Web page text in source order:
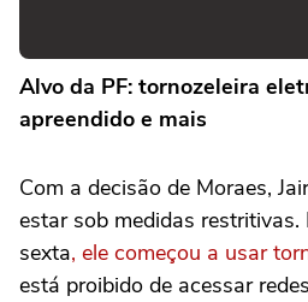
Alvo da PF: tornozeleira
apreendido e mais
Com a decisão de Moraes,
estar sob medidas restritivas.
sexta, ele começou a usar
está proibido de acessar